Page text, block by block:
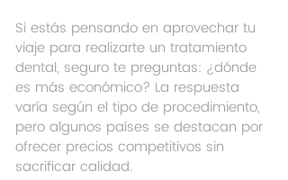
Si estás pensando en aprovechar tu
viaje para realizarte un tratamiento
dental, seguro te preguntas: ¿dónde
es más económico? La respuesta
varía según el tipo de procedimiento,
pero algunos países se destacan por
ofrecer precios competitivos sin
sacrificar calidad.